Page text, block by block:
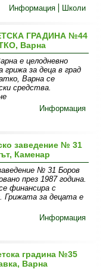
Информация
Школи
ГРАДИНА №44
Варна
е целодневно
грижа за деца в град
Варна се
средства.
Информация
заведение № 31
Каменар
№ 31 Боров
през 1987 година.
финансира с
Грижата за децата е
Информация
градина №35
Варна